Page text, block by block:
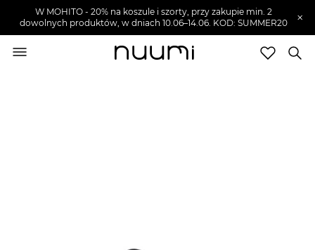
W MOHITO - 20% na koszule i szorty, przy zakupie min. 2
dowolnych produktów, w dniach 10.06–14.06. KOD: SUMMER20
×